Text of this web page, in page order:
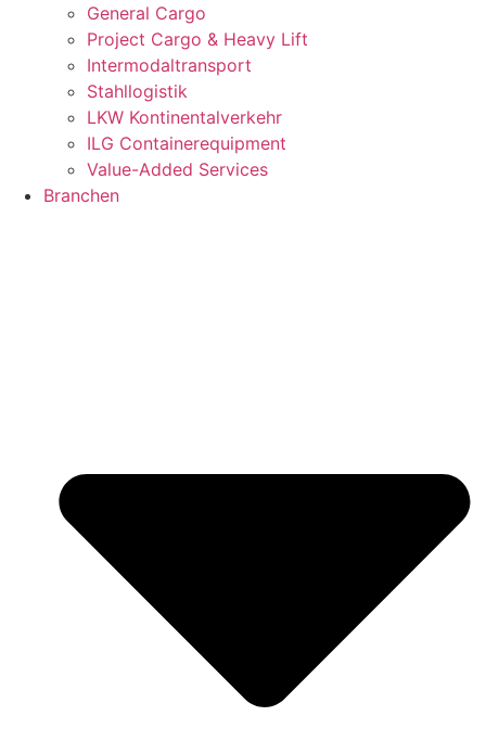
General Cargo
Project Cargo & Heavy Lift
Intermodaltransport
Stahllogistik
LKW Kontinentalverkehr
ILG Containerequipment
Value-Added Services
Branchen